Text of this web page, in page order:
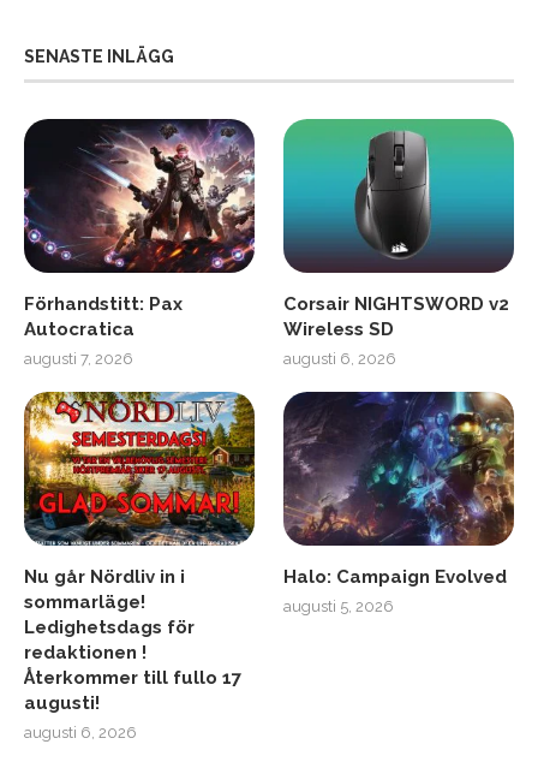
SENASTE INLÄGG
Förhandstitt: Pax
Autocratica
augusti 7, 2026
Corsair NIGHTSWORD v2
Wireless SD
augusti 6, 2026
Nu går Nördliv in i
sommarläge!
Ledighetsdags för
redaktionen !
Återkommer till fullo 17
augusti!
augusti 6, 2026
Halo: Campaign Evolved
augusti 5, 2026